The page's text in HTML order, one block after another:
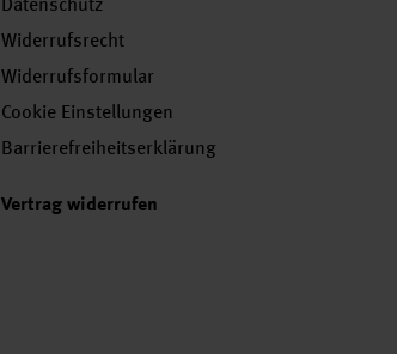
Widerrufsrecht
Widerrufsformular
Cookie Einstellungen
Barrierefreiheitserklärung
Vertrag widerrufen